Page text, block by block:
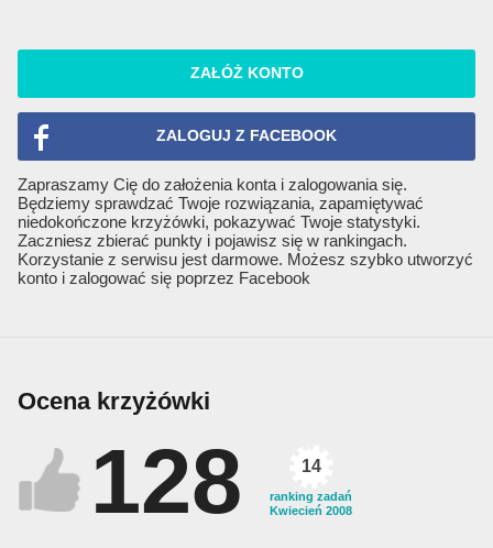
ZAŁÓŻ KONTO
ZALOGUJ Z FACEBOOK
Zapraszamy Cię do założenia konta i zalogowania się.
Będziemy sprawdzać Twoje rozwiązania, zapamiętywać
niedokończone krzyżówki, pokazywać Twoje statystyki.
Zaczniesz zbierać punkty i pojawisz się w rankingach.
Korzystanie z serwisu jest darmowe. Możesz szybko utworzyć
konto i zalogować się poprzez Facebook
Ocena krzyżówki
128 14
ranking zadań
Kwiecień 2008